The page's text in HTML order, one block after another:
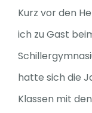
Medien
Projekte
Kurz vor den
ich zu Gast
hatte sich die
Klassen mit